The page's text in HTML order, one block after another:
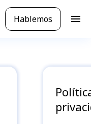
Hablemos
N
g
c
ó